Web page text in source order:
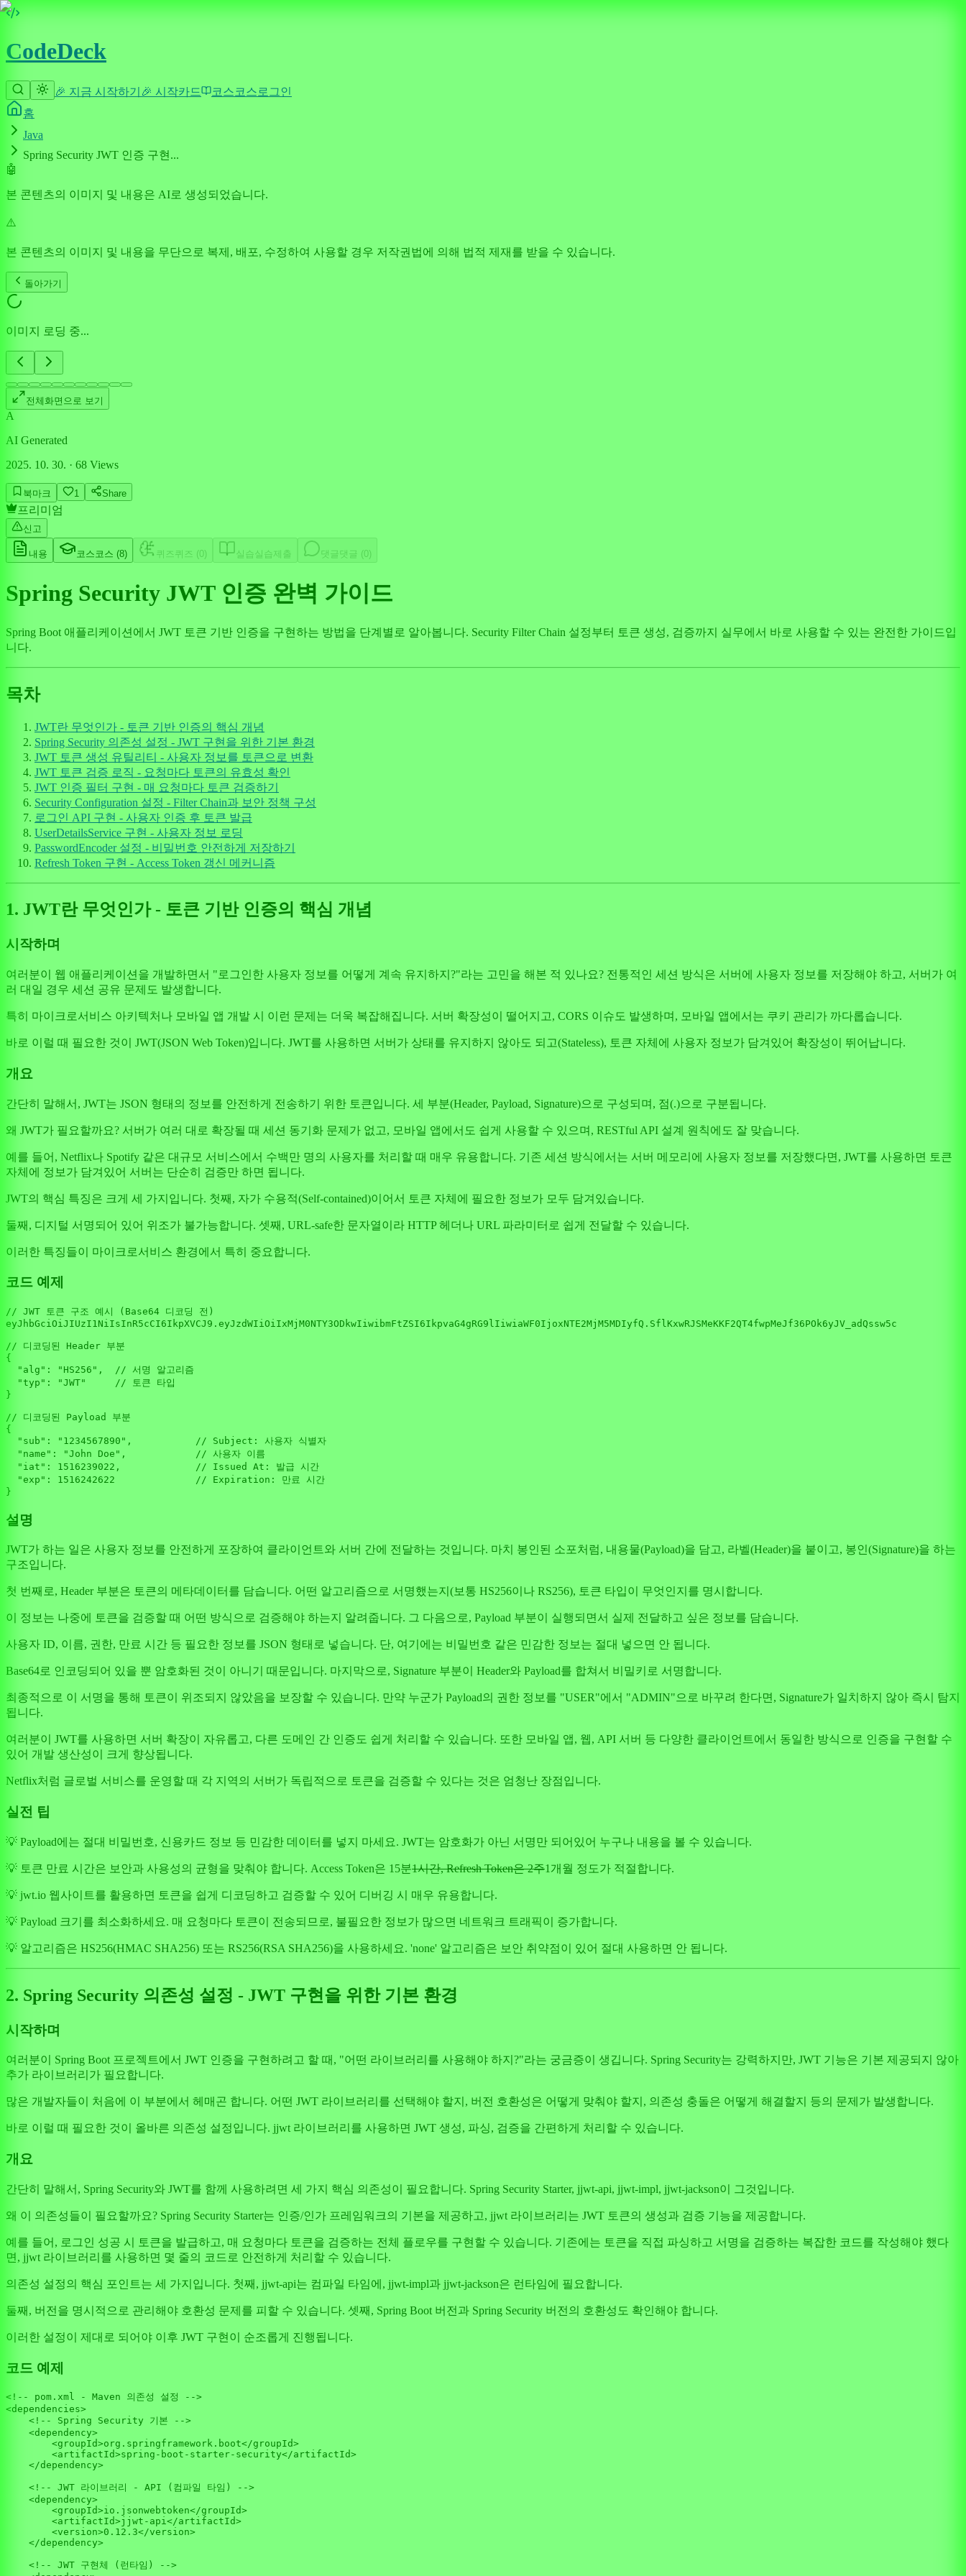
CodeDeck
🎉 지금 시작하기 🎉 시작카드 코스코스 로그인
홈
Java
Spring Security JWT 인증 구현...
🤖
본 콘텐츠의 이미지 및 내용은 AI로 생성되었습니다.
⚠️
본 콘텐츠의 이미지 및 내용을 무단으로 복제, 배포, 수정하여 사용할 경우 저작권법에 의해 법적 제재를 받을 수 있습니다.
돌아가기
이미지 로딩 중...
전체화면으로 보기
A
AI Generated
2025. 10. 30. · 68 Views
북마크 1 Share
프리미엄
신고
내용 코스 코스 (8) 퀴즈 퀴즈 (0 ) 실습실습제출 댓글 댓글 (0 )
Spring Security JWT 인증 완벽 가이드
Spring Boot 애플리케이션에서 JWT 토큰 기반 인증을 구현하는 방법을 단계별로 알아봅니다. Security Filter Chain 설정부터 토큰 생성, 검증까지 실무에서 바로 사용할 수 있는 완전한 가이드입
니다.
목차
JWT란 무엇인가 - 토큰 기반 인증의 핵심 개념
Spring Security 의존성 설정 - JWT 구현을 위한 기본 환경
JWT 토큰 생성 유틸리티 - 사용자 정보를 토큰으로 변환
JWT 토큰 검증 로직 - 요청마다 토큰의 유효성 확인
JWT 인증 필터 구현 - 매 요청마다 토큰 검증하기
Security Configuration 설정 - Filter Chain과 보안 정책 구성
로그인 API 구현 - 사용자 인증 후 토큰 발급
UserDetailsService 구현 - 사용자 정보 로딩
PasswordEncoder 설정 - 비밀번호 안전하게 저장하기
Refresh Token 구현 - Access Token 갱신 메커니즘
1. JWT란 무엇인가 - 토큰 기반 인증의 핵심 개념
시작하며
여러분이 웹 애플리케이션을 개발하면서 "로그인한 사용자 정보를 어떻게 계속 유지하지?"라는 고민을 해본 적 있나요? 전통적인 세션 방식은 서버에 사용자 정보를 저장해야 하고, 서버가 여
러 대일 경우 세션 공유 문제도 발생합니다.
특히 마이크로서비스 아키텍처나 모바일 앱 개발 시 이런 문제는 더욱 복잡해집니다. 서버 확장성이 떨어지고, CORS 이슈도 발생하며, 모바일 앱에서는 쿠키 관리가 까다롭습니다.
바로 이럴 때 필요한 것이 JWT(JSON Web Token)입니다. JWT를 사용하면 서버가 상태를 유지하지 않아도 되고(Stateless), 토큰 자체에 사용자 정보가 담겨있어 확장성이 뛰어납니다.
개요
간단히 말해서, JWT는 JSON 형태의 정보를 안전하게 전송하기 위한 토큰입니다. 세 부분(Header, Payload, Signature)으로 구성되며, 점(.)으로 구분됩니다.
왜 JWT가 필요할까요? 서버가 여러 대로 확장될 때 세션 동기화 문제가 없고, 모바일 앱에서도 쉽게 사용할 수 있으며, RESTful API 설계 원칙에도 잘 맞습니다.
예를 들어, Netflix나 Spotify 같은 대규모 서비스에서 수백만 명의 사용자를 처리할 때 매우 유용합니다. 기존 세션 방식에서는 서버 메모리에 사용자 정보를 저장했다면, JWT를 사용하면 토큰
자체에 정보가 담겨있어 서버는 단순히 검증만 하면 됩니다.
JWT의 핵심 특징은 크게 세 가지입니다. 첫째, 자가 수용적(Self-contained)이어서 토큰 자체에 필요한 정보가 모두 담겨있습니다.
둘째, 디지털 서명되어 있어 위조가 불가능합니다. 셋째, URL-safe한 문자열이라 HTTP 헤더나 URL 파라미터로 쉽게 전달할 수 있습니다.
이러한 특징들이 마이크로서비스 환경에서 특히 중요합니다.
코드 예제
// JWT 토큰 구조 예시 (Base64 디코딩 전)
eyJhbGciOiJIUzI1NiIsInR5cCI6IkpXVCJ9.eyJzdWIiOiIxMjM0NTY3ODkwIiwibmFtZSI6IkpvaG4gRG9lIiwiaWF0IjoxNTE2MjM5MDIyfQ.SflKxwRJSMeKKF2QT4fwpMeJf36POk6yJV_adQssw5c
// 디코딩된 Header 부분
{
"alg" : "HS256" ,
// 서명 알고리즘
"typ" : "JWT"
// 토큰 타입
}
// 디코딩된 Payload 부분
{
"sub" : "1234567890" ,
// Subject: 사용자 식별자
"name" : "John Doe" ,
// 사용자 이름
"iat" : 1516239022 ,
// Issued At: 발급 시간
"exp" : 1516242622
// Expiration: 만료 시간
설명
JWT가 하는 일은 사용자 정보를 안전하게 포장하여 클라이언트와 서버 간에 전달하는 것입니다. 마치 봉인된 소포처럼, 내용물(Payload)을 담고, 라벨(Header)을 붙이고, 봉인(Signature)을 하는
구조입니다.
첫 번째로, Header 부분은 토큰의 메타데이터를 담습니다. 어떤 알고리즘으로 서명했는지(보통 HS256이나 RS256), 토큰 타입이 무엇인지를 명시합니다.
이 정보는 나중에 토큰을 검증할 때 어떤 방식으로 검증해야 하는지 알려줍니다. 그 다음으로, Payload 부분이 실행되면서 실제 전달하고 싶은 정보를 담습니다.
사용자 ID, 이름, 권한, 만료 시간 등 필요한 정보를 JSON 형태로 넣습니다. 단, 여기에는 비밀번호 같은 민감한 정보는 절대 넣으면 안 됩니다.
Base64로 인코딩되어 있을 뿐 암호화된 것이 아니기 때문입니다. 마지막으로, Signature 부분이 Header와 Payload를 합쳐서 비밀키로 서명합니다.
최종적으로 이 서명을 통해 토큰이 위조되지 않았음을 보장할 수 있습니다. 만약 누군가 Payload의 권한 정보를 "USER"에서 "ADMIN"으로 바꾸려 한다면, Signature가 일치하지 않아 즉시 탐지
됩니다.
여러분이 JWT를 사용하면 서버 확장이 자유롭고, 다른 도메인 간 인증도 쉽게 처리할 수 있습니다. 또한 모바일 앱, 웹, API 서버 등 다양한 클라이언트에서 동일한 방식으로 인증을 구현할 수
있어 개발 생산성이 크게 향상됩니다.
Netflix처럼 글로벌 서비스를 운영할 때 각 지역의 서버가 독립적으로 토큰을 검증할 수 있다는 것은 엄청난 장점입니다.
실전 팁
💡 Payload에는 절대 비밀번호, 신용카드 정보 등 민감한 데이터를 넣지 마세요. JWT는 암호화가 아닌 서명만 되어있어 누구나 내용을 볼 수 있습니다.
💡 토큰 만료 시간은 보안과 사용성의 균형을 맞춰야 합니다. Access Token은 15분1시간, Refresh Token은 2주1개월 정도가 적절합니다.
💡 jwt.io 웹사이트를 활용하면 토큰을 쉽게 디코딩하고 검증할 수 있어 디버깅 시 매우 유용합니다.
💡 Payload 크기를 최소화하세요. 매 요청마다 토큰이 전송되므로, 불필요한 정보가 많으면 네트워크 트래픽이 증가합니다.
💡 알고리즘은 HS256(HMAC SHA256) 또는 RS256(RSA SHA256)을 사용하세요. 'none' 알고리즘은 보안 취약점이 있어 절대 사용하면 안 됩니다.
2. Spring Security 의존성 설정 - JWT 구현을 위한 기본 환경
시작하며
여러분이 Spring Boot 프로젝트에서 JWT 인증을 구현하려고 할 때, "어떤 라이브러리를 사용해야 하지?"라는 궁금증이 생깁니다. Spring Security는 강력하지만, JWT 기능은 기본 제공되지 않아
추가 라이브러리가 필요합니다.
많은 개발자들이 처음에 이 부분에서 헤매곤 합니다. 어떤 JWT 라이브러리를 선택해야 할지, 버전 호환성은 어떻게 맞춰야 할지, 의존성 충돌은 어떻게 해결할지 등의 문제가 발생합니다.
바로 이럴 때 필요한 것이 올바른 의존성 설정입니다. jjwt 라이브러리를 사용하면 JWT 생성, 파싱, 검증을 간편하게 처리할 수 있습니다.
개요
간단히 말해서, Spring Security와 JWT를 함께 사용하려면 세 가지 핵심 의존성이 필요합니다. Spring Security Starter, jjwt-api, jjwt-impl, jjwt-jackson이 그것입니다.
왜 이 의존성들이 필요할까요? Spring Security Starter는 인증/인가 프레임워크의 기본을 제공하고, jjwt 라이브러리는 JWT 토큰의 생성과 검증 기능을 제공합니다.
예를 들어, 로그인 성공 시 토큰을 발급하고, 매 요청마다 토큰을 검증하는 전체 플로우를 구현할 수 있습니다. 기존에는 토큰을 직접 파싱하고 서명을 검증하는 복잡한 코드를 작성해야 했다
면, jjwt 라이브러리를 사용하면 몇 줄의 코드로 안전하게 처리할 수 있습니다.
의존성 설정의 핵심 포인트는 세 가지입니다. 첫째, jjwt-api는 컴파일 타임에, jjwt-impl과 jjwt-jackson은 런타임에 필요합니다.
둘째, 버전을 명시적으로 관리해야 호환성 문제를 피할 수 있습니다. 셋째, Spring Boot 버전과 Spring Security 버전의 호환성도 확인해야 합니다.
이러한 설정이 제대로 되어야 이후 JWT 구현이 순조롭게 진행됩니다.
코드 예제
<!-- pom.xml - Maven 의존성 설정 -->
<dependencies>
    <!-- Spring Security 기본 -->
    <dependency>
        <groupId>org.springframework.boot</groupId>
        <artifactId>spring-boot-starter-security</artifactId>
    </dependency>
    <!-- JWT 라이브러리 - API (컴파일 타임) -->
    <dependency>
        <groupId>io.jsonwebtoken</groupId>
        <artifactId>jjwt-api</artifactId>
        <version>
0.12 .3</version>
    </dependency>
    <!-- JWT 구현체 (런타임) -->